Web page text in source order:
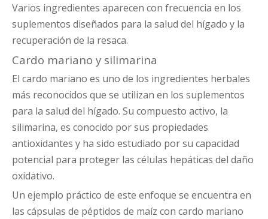
Varios ingredientes aparecen con frecuencia en los
suplementos diseñados para la salud del hígado y la
recuperación de la resaca.
Cardo mariano y silimarina
El cardo mariano es uno de los ingredientes herbales
más reconocidos que se utilizan en los suplementos
para la salud del hígado. Su compuesto activo, la
silimarina, es conocido por sus propiedades
antioxidantes y ha sido estudiado por su capacidad
potencial para proteger las células hepáticas del daño
oxidativo.
Un ejemplo práctico de este enfoque se encuentra en
las cápsulas de péptidos de maíz con cardo mariano